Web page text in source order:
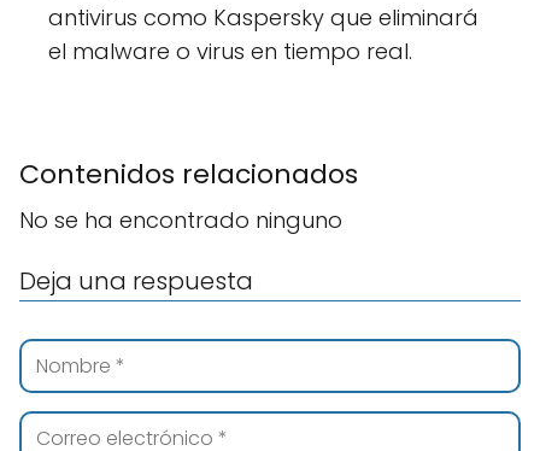
antivirus como Kaspersky que eliminará
el malware o virus en tiempo real.
Contenidos relacionados
No se ha encontrado ninguno
Deja una respuesta